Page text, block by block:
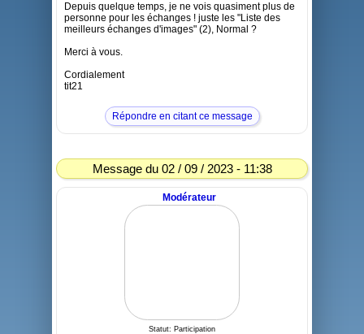
Depuis quelque temps, je ne vois quasiment plus de
personne pour les échanges ! juste les "Liste des
meilleurs échanges d'images" (2), Normal ?
Merci à vous.
Cordialement
tit21
Répondre en citant ce message
Message du 02 / 09 / 2023 - 11:38
Modérateur
Statut: Participation